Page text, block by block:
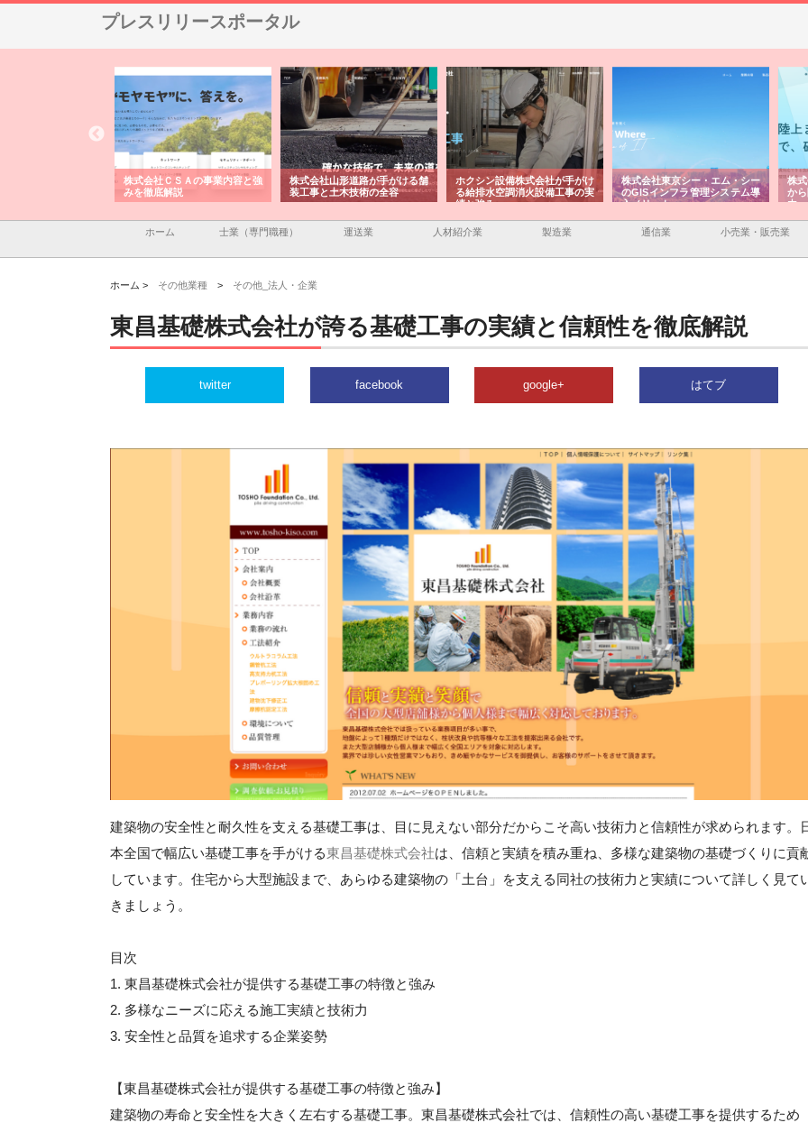
プレスリリースポータル
株式会社ＣＳＡの事業内容と強
みを徹底解説
株式会社山形道路が手がける舗
装工事と土木技術の全容
ホクシン設備株式会社が手がけ
る給排水空調消火設備工事の実
績と強み
株式会社東京シー・エム・シー
のGISインフラ管理システム導
入メリット
株
か
由
ホーム 士業（専門職種） 運送業 人材紹介業 製造業 通信業 小売業・販売業
ホーム > その他業種 > その他_法人・企業
東昌基礎株式会社が誇る基礎工事の実績と信頼性を徹底解説
twitter facebook google+ はてブ
建築物の安全性と耐久性を支える基礎工事は、目に見えない部分だからこそ高い技術力と信頼性が求められます。
本全国で幅広い基礎工事を手がける東昌基礎株式会社は、信頼と実績を積み重ね、多様な建築物の基礎づくりに貢
しています。住宅から大型施設まで、あらゆる建築物の「土台」を支える同社の技術力と実績について詳しく見て
きましょう。
目次
1. 東昌基礎株式会社が提供する基礎工事の特徴と強み
2. 多様なニーズに応える施工実績と技術力
3. 安全性と品質を追求する企業姿勢
【東昌基礎株式会社が提供する基礎工事の特徴と強み】
建築物の寿命と安全性を大きく左右する基礎工事。東昌基礎株式会社では、信頼性の高い基礎工事を提供するため